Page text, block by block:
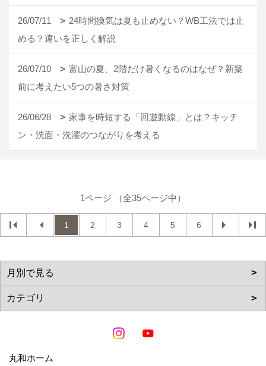
26/07/11
24時間換気は夏も止めない？WB工法では止
める？違いを正しく解説
26/07/10
富山の夏、2階だけ暑くなるのはなぜ？新築
前に考えたい5つの暑さ対策
26/06/28
家事を時短する「回遊動線」とは？キッチ
ン・洗面・洗濯のつながりを考える
1ページ （全35ページ中）
1 2 3 4 5 6
丸和ホーム